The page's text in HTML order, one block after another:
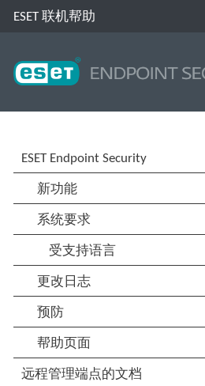
ESET 联机帮助